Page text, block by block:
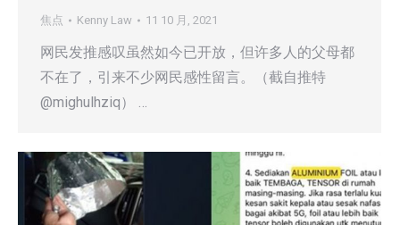
焦点 Kenny Law 11 10 月, 2021
网民发推感叹虽然如今已开放，但许多人的父母都
不在了，引来不少网民感性留言。（截自推特
@mighulhziq） …